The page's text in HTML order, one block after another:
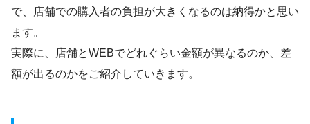
で、店舗での購入者の負担が大きくなるのは納得かと思い
ます。
実際に、店舗とWEBでどれぐらい金額が異なるのか、差
額が出るのかをご紹介していきます。